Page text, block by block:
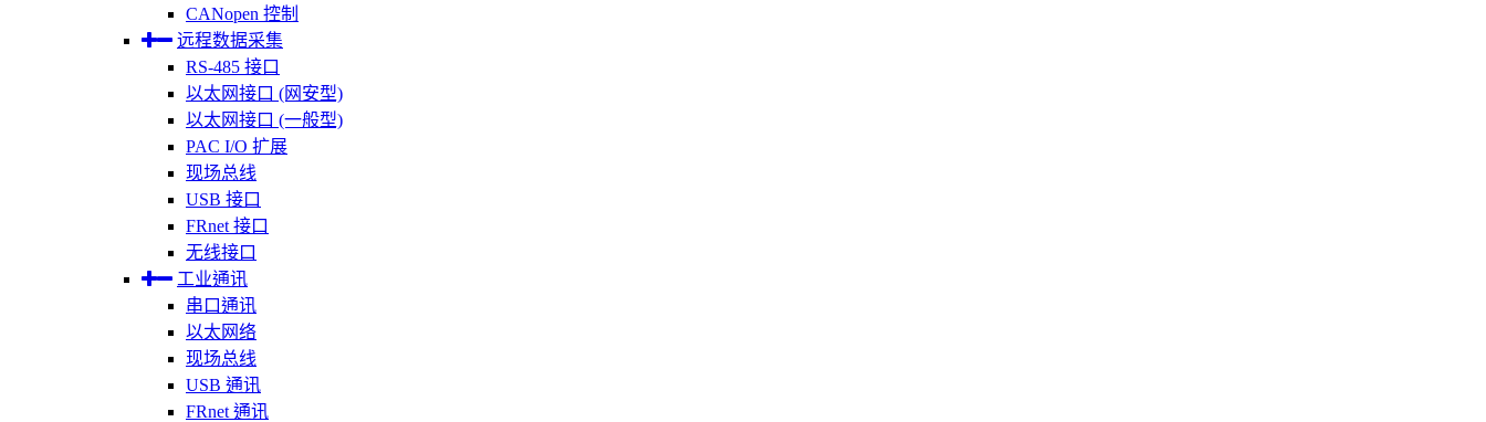
CANopen 控制
远程数据采集
RS-485 接口
以太网接口 (网安型)
以太网接口 (一般型)
PAC I/O 扩展
现场总线
USB 接口
FRnet 接口
无线接口
工业通讯
串口通讯
以太网络
现场总线
USB 通讯
FRnet 通讯